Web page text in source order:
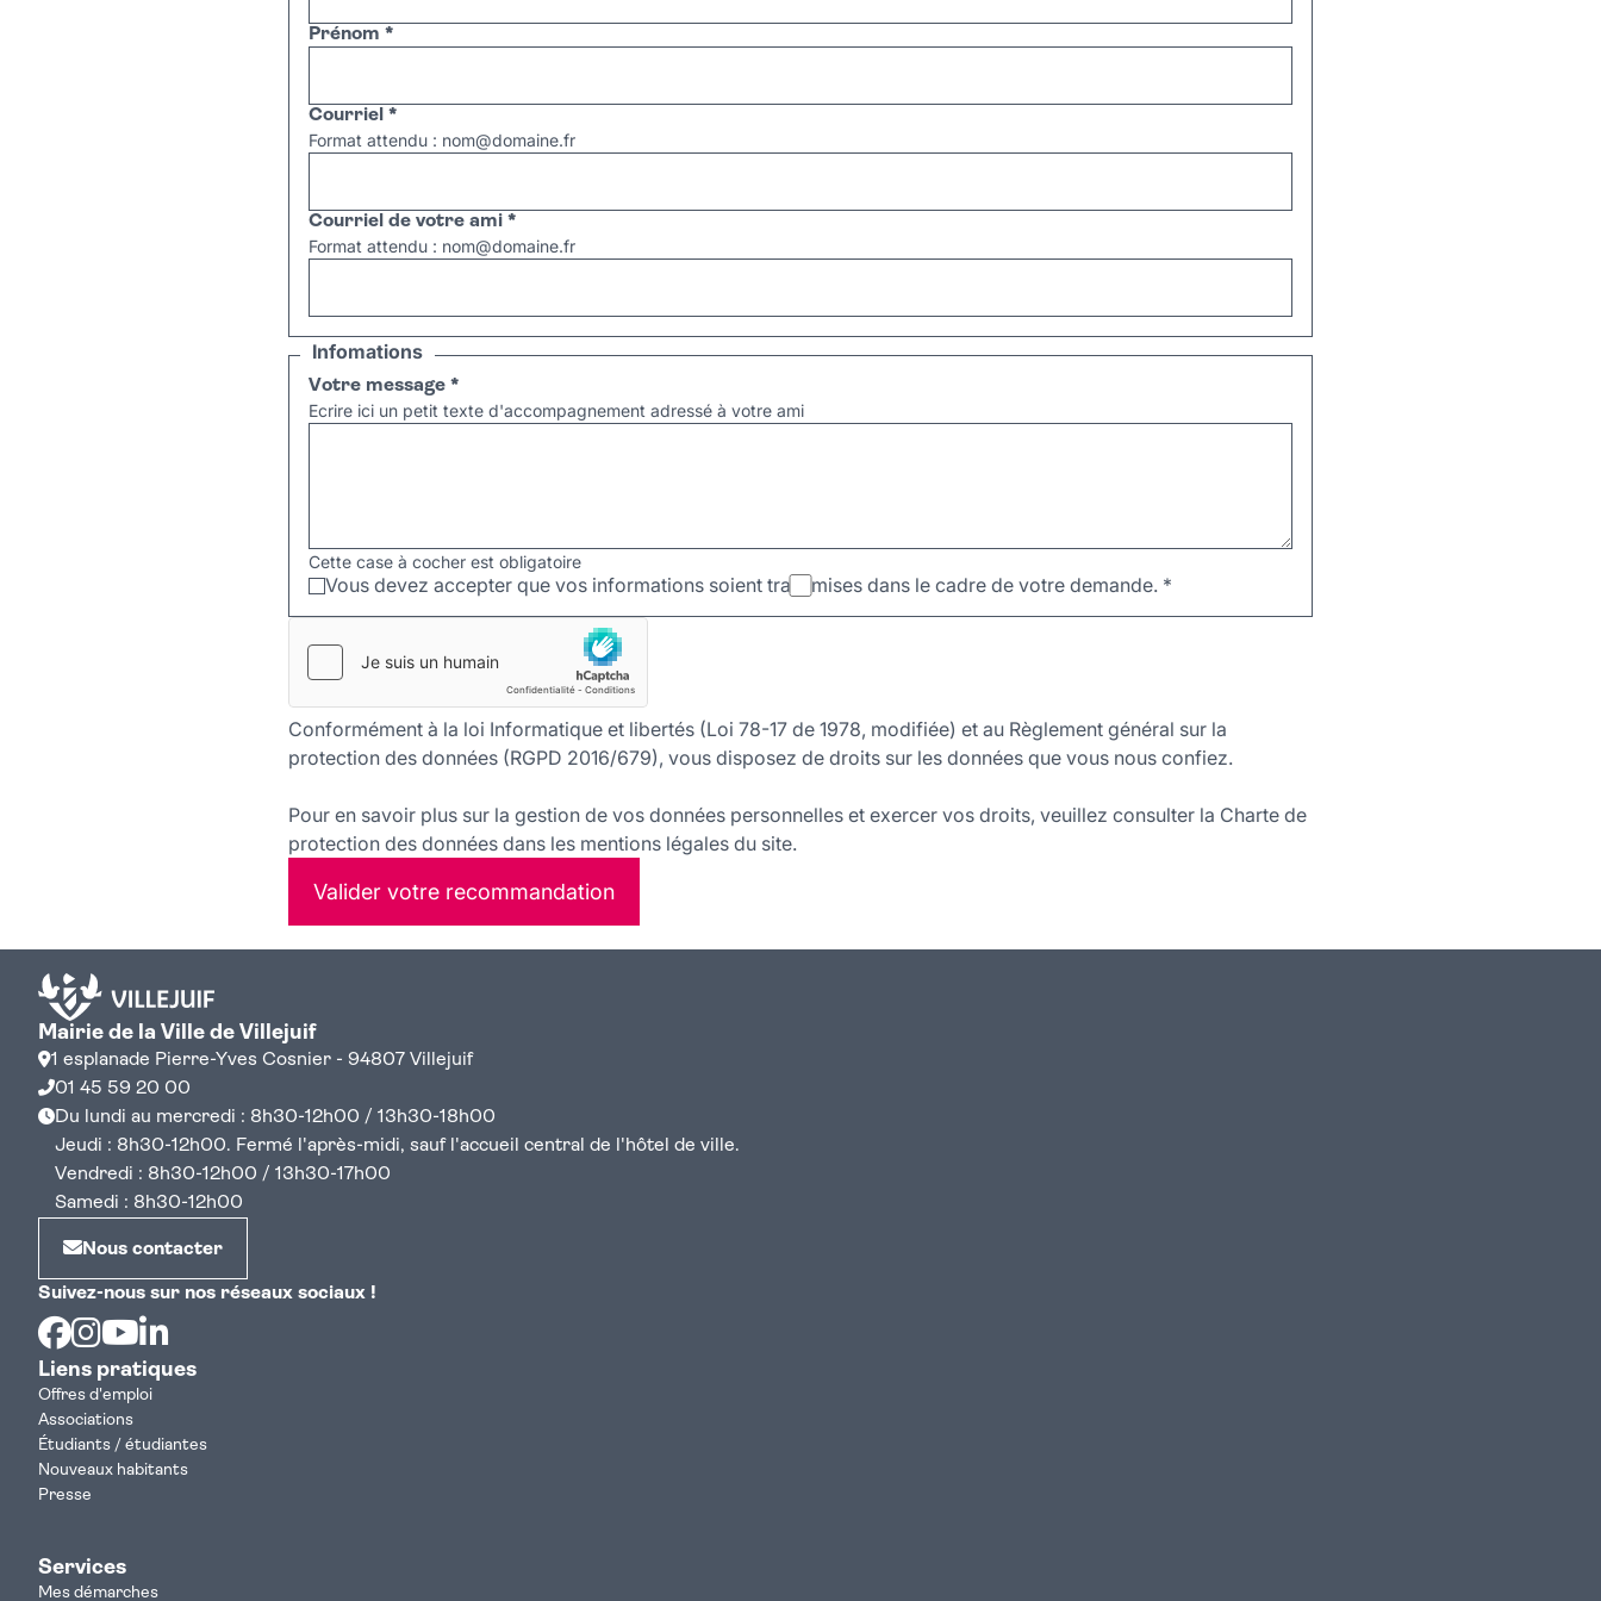
Prénom *
Courriel *
Format attendu : nom@domaine.fr
Courriel de votre ami *
Format attendu : nom@domaine.fr
Infomations
Votre message *
Ecrire ici un petit texte d'accompagnement adressé à votre ami
Cette case à cocher est obligatoire
Vous devez accepter que vos informations soient transmises dans le cadre de votre demande. *
Conformément à la loi Informatique et libertés (Loi 78-17 de 1978, modifiée) et au Règlement général sur la
protection des données (RGPD 2016/679), vous disposez de droits sur les données que vous nous confiez.
Pour en savoir plus sur la gestion de vos données personnelles et exercer vos droits, veuillez consulter la Charte de
protection des données dans les mentions légales du site.
Valider votre recommandation
Mairie de la Ville de Villejuif
1 esplanade Pierre-Yves Cosnier - 94807 Villejuif
01 45 59 20 00
Du lundi au mercredi : 8h30-12h00 / 13h30-18h00
Jeudi : 8h30-12h00. Fermé l'après-midi, sauf l'accueil central de l'hôtel de ville.
Vendredi : 8h30-12h00 / 13h30-17h00
Samedi : 8h30-12h00
Nous contacter
Suivez-nous sur nos réseaux sociaux !
Facebook
Instagram
Youtube
Liens pratiques
Offres d'emploi
Associations
Étudiants / étudiantes
Nouveaux habitants
Presse
Services
Mes démarches